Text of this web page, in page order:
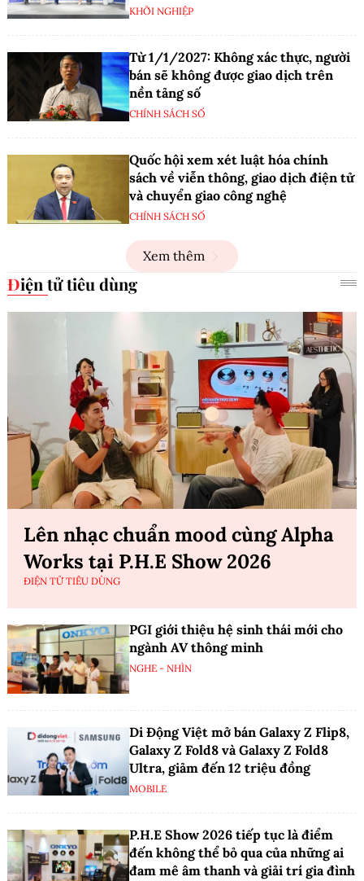
KHỞI NGHIỆP
Từ 1/1/2027: Không xác thực, người
bán sẽ không được giao dịch trên
nền tảng số
CHÍNH SÁCH SỐ
Quốc hội xem xét luật hóa chính
sách về viễn thông, giao dịch điện tử
và chuyển giao công nghệ
CHÍNH SÁCH SỐ
Xem thêm
Điện tử tiêu dùng
Lên nhạc chuẩn mood cùng Alpha
Works tại P.H.E Show 2026
ĐIỆN TỬ TIÊU DÙNG
PGI giới thiệu hệ sinh thái mới cho
ngành AV thông minh
NGHE - NHÌN
Di Động Việt mở bán Galaxy Z Flip8,
Galaxy Z Fold8 và Galaxy Z Fold8
Ultra, giảm đến 12 triệu đồng
MOBILE
P.H.E Show 2026 tiếp tục là điểm
đến không thể bỏ qua của những ai
đam mê âm thanh và giải trí gia đình